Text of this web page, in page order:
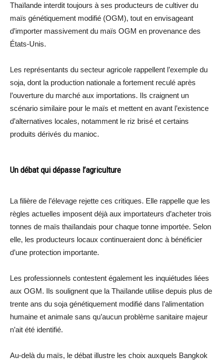
Thaïlande interdit toujours à ses producteurs de cultiver du
maïs génétiquement modifié (OGM), tout en envisageant
d’importer massivement du maïs OGM en provenance des
États-Unis.
Les représentants du secteur agricole rappellent l’exemple du
soja, dont la production nationale a fortement reculé après
l’ouverture du marché aux importations. Ils craignent un
scénario similaire pour le maïs et mettent en avant l’existence
d’alternatives locales, notamment le riz brisé et certains
produits dérivés du manioc.
Un débat qui dépasse l’agriculture
La filière de l’élevage rejette ces critiques. Elle rappelle que les
règles actuelles imposent déjà aux importateurs d’acheter trois
tonnes de maïs thaïlandais pour chaque tonne importée. Selon
elle, les producteurs locaux continueraient donc à bénéficier
d’une protection importante.
Les professionnels contestent également les inquiétudes liées
aux OGM. Ils soulignent que la Thaïlande utilise depuis plus de
trente ans du soja génétiquement modifié dans l’alimentation
humaine et animale sans qu’aucun problème sanitaire majeur
n’ait été identifié.
Au-delà du maïs, le débat illustre les choix auxquels Bangkok